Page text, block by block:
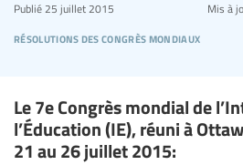
résolutions des congrès mondiaux
Publié25 juillet 2015 Mis à
Le 7e Congrès mondial de
l’Éducation (IE), réuni à
21 au 26 juillet 2015: